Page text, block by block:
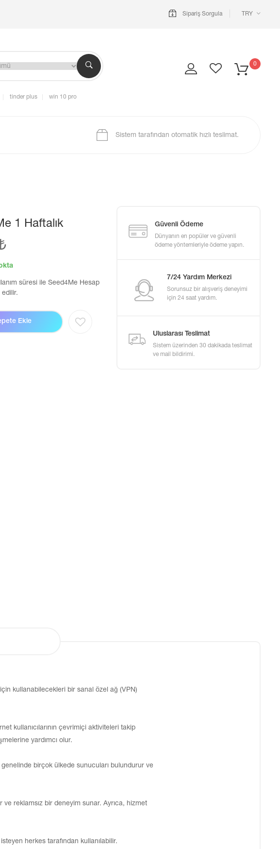
Sipariş Sorgula TRY
tinder plus win 10 pro
0
Sistem tarafından otomatik hızlı teslimat.
1 Haftalık
süresi ile Seed4Me Hesap
Ekle
Güvenli Ödeme
Dünyanın en popüler ve güvenli
ödeme yöntemleriyle ödeme yapın.
7/24 Yardım Merkezi
Sorunsuz bir alışveriş deneyimi
için 24 saat yardım.
Uluslarası Teslimat
Sistem üzerinden 30 dakikada teslimat
ve mail bildirimi.
kullanabilecekleri bir sanal özel ağ (VPN)
kullanıcılarının çevrimiçi aktiviteleri takip
yardımcı olur.
birçok ülkede sunucuları bulundurur ve
ve reklamsız bir deneyim sunar. Ayrıca, hizmet
herkes tarafından kullanılabilir.